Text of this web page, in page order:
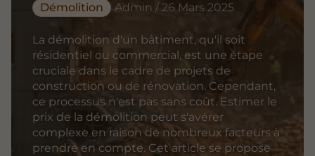
Démolition Admin / 26 Mars 2025
La démolition d'un bâtiment, qu'il soit
résidentiel ou commercial, est une étape
cruciale dans le cadre de projets de
construction ou de rénovation. Cependant,
ce processus n'est pas sans coût. Estimer le
prix de la démolition peut s'avérer
complexe en raison de nombreux facteurs à
prendre en compte. Cet article se propose